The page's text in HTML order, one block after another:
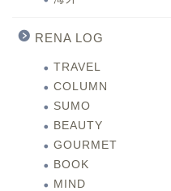
RENA LOG
TRAVEL
COLUMN
SUMO
BEAUTY
GOURMET
BOOK
MIND